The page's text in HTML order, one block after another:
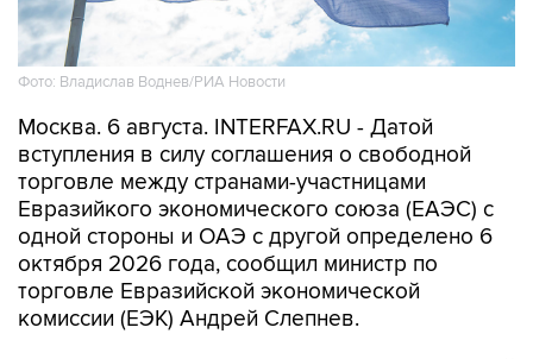
Фото: Владислав Воднев/РИА Новости
Москва. 6 августа. INTERFAX.RU - Датой
торговле между странами-участницами
Евразийкого экономического союза (ЕАЭС) с
одной стороны и ОАЭ с другой определено 6
октября 2026 года, сообщил министр по
торговле Евразийской экономической
комиссии (ЕЭК) Андрей Слепнев.
"Сегодня состоялся обмен нотами с эмиратской